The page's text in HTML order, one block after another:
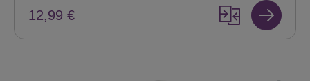
12,99 €